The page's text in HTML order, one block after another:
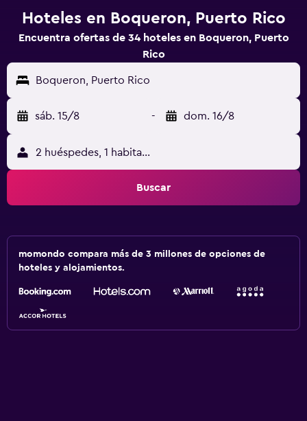
Hoteles en Boqueron, Puerto Rico
Encuentra ofertas de 34 hoteles en Boqueron, Puerto
Rico
Boqueron, Puerto Rico
sáb. 15/8 - dom. 16/8
2 huéspedes, 1 habitación
Buscar
momondo compara más de 3 millones de opciones de
hoteles y alojamientos.